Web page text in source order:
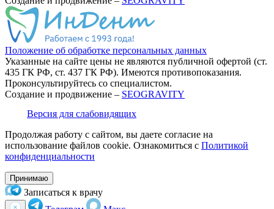
Положение об обработке персональных данных
Указанные на сайте цены не являются публичной офертой (ст.
435 ГК РФ, cт. 437 ГК РФ). Имеются противопоказания.
Проконсультируйтесь со специалистом.
Создание и продвижение – SEOGRAVITY
Версия для слабовидящих
Продолжая работу с сайтом, вы даете согласие на
использование файлов cookie. Ознакомиться с Политикой
конфиденциальности
Принимаю
Записаться к врачу